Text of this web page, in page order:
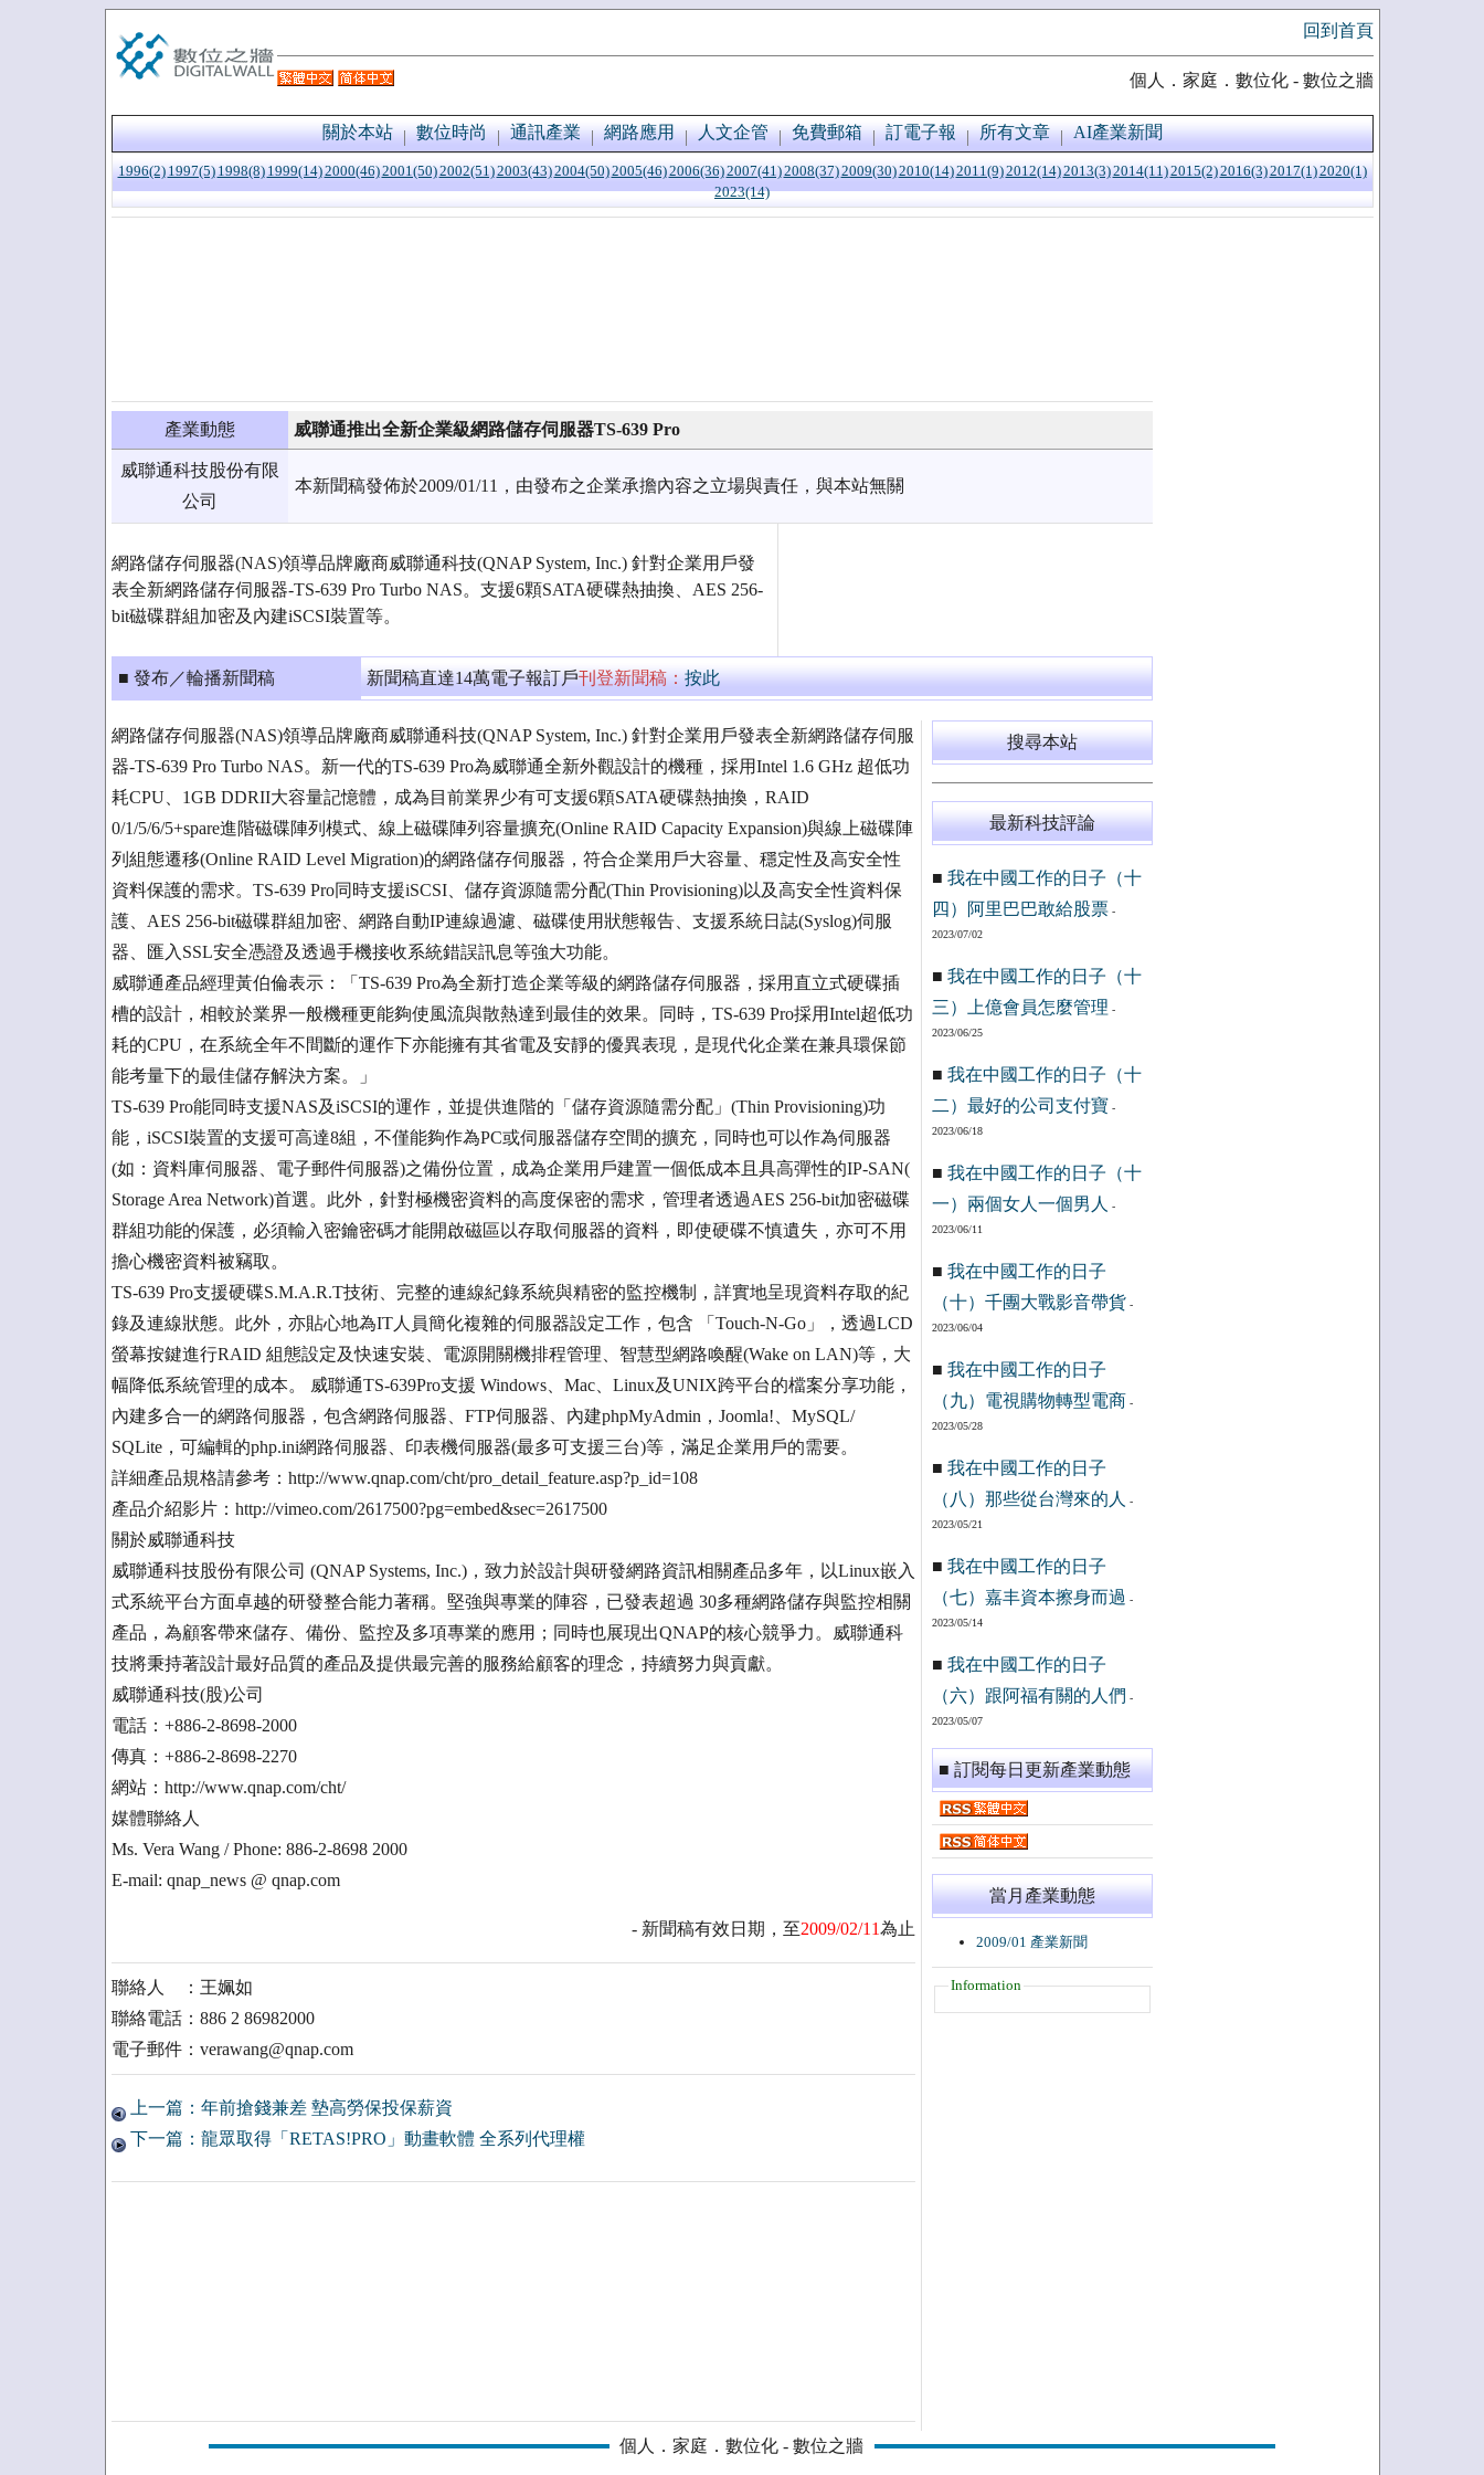
回到首頁
個人．家庭．數位化 - 數位之牆
關於本站 數位時尚 通訊產業 網路應用 人文企管 免費郵箱 訂電子報 所有文章 AI產業新聞
1996(2) 1997(5) 1998(8) 1999(14)2000(46)2001(50)2002(51)2003(43)2004(50)2005(46)2006(36)2007(41)2008(37)2009(30)2010(14)2011(9)2012(14)2013(3)2014(11)2015(2)2016(3)2017(1)2020(1)
2023(14)
產業動態 威聯通推出全新企業級網路儲存伺服器TS-639 Pro
威聯通科技股份有限
公司
本新聞稿發佈於2009/01/11，由發布之企業承擔內容之立場與責任，與本站無關
網路儲存伺服器(NAS)領導品牌廠商威聯通科技(QNAP System, Inc.) 針對企業用戶發
表全新網路儲存伺服器-TS-639 Pro Turbo NAS。支援6顆SATA硬碟熱抽換、AES 256-
bit磁碟群組加密及內建iSCSI裝置等。
■ 發布／輪播新聞稿 新聞稿直達14萬電子報訂戶刊登新聞稿：按此
網路儲存伺服器(NAS)領導品牌廠商威聯通科技(QNAP System, Inc.) 針對企業用戶發表全新網路儲存伺服
器-TS-639 Pro Turbo NAS。新一代的TS-639 Pro為威聯通全新外觀設計的機種，採用Intel 1.6 GHz 超低功
耗CPU、1GB DDRII大容量記憶體，成為目前業界少有可支援6顆SATA硬碟熱抽換，RAID
0/1/5/6/5+spare進階磁碟陣列模式、線上磁碟陣列容量擴充(Online RAID Capacity Expansion)與線上磁碟陣
列組態遷移(Online RAID Level Migration)的網路儲存伺服器，符合企業用戶大容量、穩定性及高安全性
資料保護的需求。TS-639 Pro同時支援iSCSI、儲存資源隨需分配(Thin Provisioning)以及高安全性資料保
護、AES 256-bit磁碟群組加密、網路自動IP連線過濾、磁碟使用狀態報告、支援系統日誌(Syslog)伺服
器、匯入SSL安全憑證及透過手機接收系統錯誤訊息等強大功能。
威聯通產品經理黃伯倫表示：「TS-639 Pro為全新打造企業等級的網路儲存伺服器，採用直立式硬碟插
槽的設計，相較於業界一般機種更能夠使風流與散熱達到最佳的效果。同時，TS-639 Pro採用Intel超低功
耗的CPU，在系統全年不間斷的運作下亦能擁有其省電及安靜的優異表現，是現代化企業在兼具環保節
能考量下的最佳儲存解決方案。」
TS-639 Pro能同時支援NAS及iSCSI的運作，並提供進階的「儲存資源隨需分配」(Thin Provisioning)功
能，iSCSI裝置的支援可高達8組，不僅能夠作為PC或伺服器儲存空間的擴充，同時也可以作為伺服器
(如：資料庫伺服器、電子郵件伺服器)之備份位置，成為企業用戶建置一個低成本且具高彈性的IP-SAN(
Storage Area Network)首選。此外，針對極機密資料的高度保密的需求，管理者透過AES 256-bit加密磁碟
群組功能的保護，必須輸入密鑰密碼才能開啟磁區以存取伺服器的資料，即使硬碟不慎遺失，亦可不用
擔心機密資料被竊取。
TS-639 Pro支援硬碟S.M.A.R.T技術、完整的連線紀錄系統與精密的監控機制，詳實地呈現資料存取的紀
錄及連線狀態。此外，亦貼心地為IT人員簡化複雜的伺服器設定工作，包含 「Touch-N-Go」，透過LCD
螢幕按鍵進行RAID 組態設定及快速安裝、電源開關機排程管理、智慧型網路喚醒(Wake on LAN)等，大
幅降低系統管理的成本。 威聯通TS-639Pro支援 Windows、Mac、Linux及UNIX跨平台的檔案分享功能，
內建多合一的網路伺服器，包含網路伺服器、FTP伺服器、內建phpMyAdmin，Joomla!、MySQL/
SQLite，可編輯的php.ini網路伺服器、印表機伺服器(最多可支援三台)等，滿足企業用戶的需要。
詳細產品規格請參考：http://www.qnap.com/cht/pro_detail_feature.asp?p_id=108
產品介紹影片：http://vimeo.com/2617500?pg=embed&sec=2617500
關於威聯通科技
威聯通科技股份有限公司 (QNAP Systems, Inc.)，致力於設計與研發網路資訊相關產品多年，以Linux嵌入
式系統平台方面卓越的研發整合能力著稱。堅強與專業的陣容，已發表超過 30多種網路儲存與監控相關
產品，為顧客帶來儲存、備份、監控及多項專業的應用；同時也展現出QNAP的核心競爭力。威聯通科
技將秉持著設計最好品質的產品及提供最完善的服務給顧客的理念，持續努力與貢獻。
威聯通科技(股)公司
電話：+886-2-8698-2000
傳真：+886-2-8698-2270
網站：http://www.qnap.com/cht/
媒體聯絡人
Ms. Vera Wang / Phone: 886-2-8698 2000
E-mail: qnap_news @ qnap.com
- 新聞稿有效日期，至2009/02/11為止
聯絡人 ：王姵如
聯絡電話：886 2 86982000
電子郵件：verawang@qnap.com
上一篇：年前搶錢兼差 墊高勞保投保薪資
下一篇：龍眾取得「RETAS!PRO」動畫軟體 全系列代理權
搜尋本站
最新科技評論
■ 我在中國工作的日子（十
四）阿里巴巴敢給股票-
2023/07/02
■ 我在中國工作的日子（十
三）上億會員怎麼管理 -
2023/06/25
■ 我在中國工作的日子（十
二）最好的公司支付寶 -
2023/06/18
■ 我在中國工作的日子（十
一）兩個女人一個男人
-
2023/06/11
■ 我在中國工作的日子
（十）千團大戰影音帶貨 -
2023/06/04
■ 我在中國工作的日子
（九）電視購物轉型電商 -
2023/05/28
■ 我在中國工作的日子
（八）那些從台灣來的人
-
2023/05/21
■ 我在中國工作的日子
（七）嘉丰資本擦身而過 -
2023/05/14
■ 我在中國工作的日子
（六）跟阿福有關的人們 -
2023/05/07
■ 訂閱每日更新產業動態
當月產業動態
2009/01 產業新聞
Information
個人．家庭．數位化 - 數位之牆